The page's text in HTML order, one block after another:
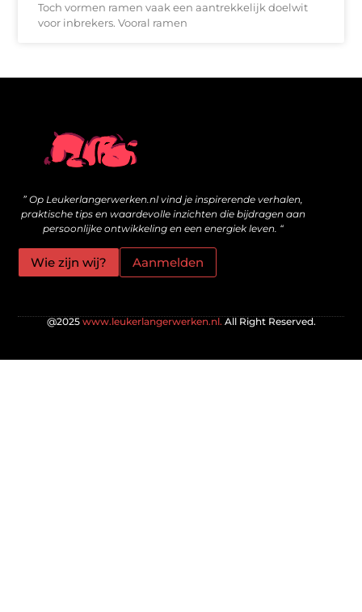
Toch vormen ramen vaak een aantrekkelijk doelwit
voor inbrekers. Vooral ramen
” Op Leukerlangerwerken.nl vind je inspirerende verhalen,
praktische tips en waardevolle inzichten die bijdragen aan
persoonlijke ontwikkeling en een energiek leven. “
Wie zijn wij? Aanmelden
@2025 www.leukerlangerwerken.nl. All Right Reserved.